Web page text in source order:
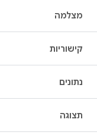
מצלמה
קישוריות
נתונים
תצוגה